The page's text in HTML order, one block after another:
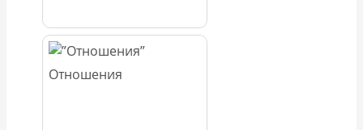
Отношения